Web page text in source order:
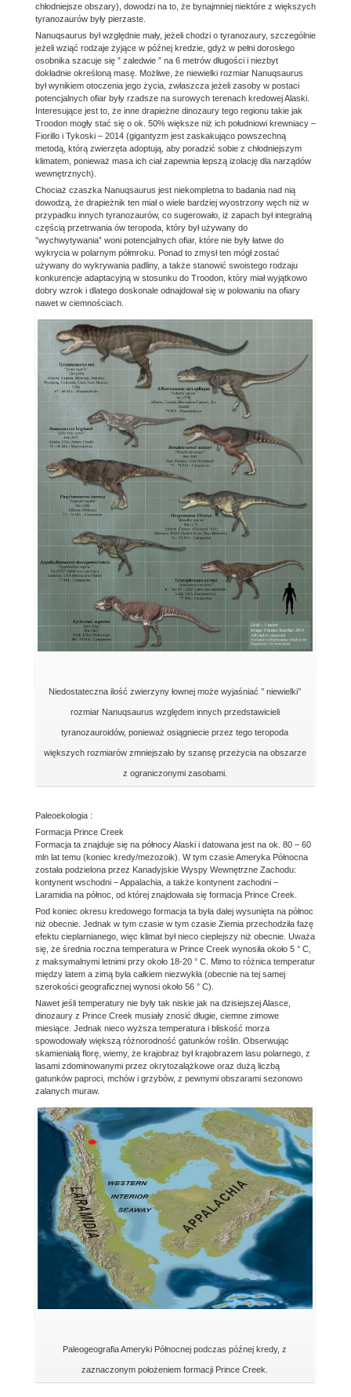
chłodniejsze obszary), dowodzi na to, że bynajmniej niektóre z większych
tyranozaurów były pierzaste.
Nanuqsaurus był względnie mały, jeżeli chodzi o tyranozaury, szczególnie
jeżeli wziąć rodzaje żyjące w późnej kredzie, gdyż w pełni dorosłego
osobnika szacuje się ” zaledwie ” na 6 metrów długości i niezbyt
dokładnie określoną masę. Możliwe, że niewielki rozmiar Nanuqsaurus
był wynikiem otoczenia jego życia, zwłaszcza jeżeli zasoby w postaci
potencjalnych ofiar były rzadsze na surowych terenach kredowej Alaski.
Interesujące jest to, że inne drapieżne dinozaury tego regionu takie jak
Troodon mogły stać się o ok. 50% większe niż ich południowi krewniacy –
Fiorillo i Tykoski – 2014 (gigantyzm jest zaskakująco powszechną
metodą, którą zwierzęta adoptują, aby poradzić sobie z chłodniejszym
klimatem, ponieważ masa ich ciał zapewnia lepszą izolację dla narządów
wewnętrznych).
Chociaż czaszka Nanuqsaurus jest niekompletna to badania nad nią
dowodzą, że drapieżnik ten miał o wiele bardziej wyostrzony węch niż w
przypadku innych tyranozaurów, co sugerowało, iż zapach był integralną
częścią przetrwania ów teropoda, który był używany do
”wychwytywania” woni potencjalnych ofiar, które nie były łatwe do
wykrycia w polarnym półmroku. Ponad to zmysł ten mógł zostać
używany do wykrywania padliny, a także stanowić swoistego rodzaju
konkurencje adaptacyjną w stosunku do Troodon, który miał wyjątkowo
dobry wzrok i dlatego doskonale odnajdował się w polowaniu na ofiary
nawet w ciemnościach.
Niedostateczna ilość zwierzyny łownej może wyjaśniać ’’ niewielki’’
rozmiar Nanuqsaurus względem innych przedstawicieli
tyranozauroidów, ponieważ osiągniecie przez tego teropoda
większych rozmiarów zmniejszało by szansę przeżycia na obszarze
z ograniczonymi zasobami.
Paleoekologia :
Formacja Prince Creek
Formacja ta znajduje się na północy Alaski i datowana jest na ok. 80 – 60
mln lat temu (koniec kredy/mezozoik). W tym czasie Ameryka Północna
została podzielona przez Kanadyjskie Wyspy Wewnętrzne Zachodu:
kontynent wschodni – Appalachia, a także kontynent zachodni –
Laramidia na północ, od której znajdowała się formacja Prince Creek.
Pod koniec okresu kredowego formacja ta była dalej wysunięta na północ
niż obecnie. Jednak w tym czasie w tym czasie Ziemia przechodziła fazę
efektu cieplarnianego, więc klimat był nieco cieplejszy niż obecnie. Uważa
się, że średnia roczna temperatura w Prince Creek wynosiła około 5 ° C,
z maksymalnymi letnimi przy około 18-20 ° C. Mimo to różnica temperatur
między latem a zimą była całkiem niezwykła (obecnie na tej samej
szerokości geograficznej wynosi około 56 ° C).
Nawet jeśli temperatury nie były tak niskie jak na dzisiejszej Alasce,
dinozaury z Prince Creek musiały znosić długie, ciemne zimowe
miesiące. Jednak nieco wyższa temperatura i bliskość morza
spowodowały większą różnorodność gatunków roślin. Obserwując
skamieniałą florę, wiemy, że krajobraz był krajobrazem lasu polarnego, z
lasami zdominowanymi przez okrytozalążkowe oraz dużą liczbą
gatunków paproci, mchów i grzybów, z pewnymi obszarami sezonowo
zalanych muraw.
Paleogeografia Ameryki Północnej podczas późnej kredy, z
zaznaczonym położeniem formacji Prince Creek.